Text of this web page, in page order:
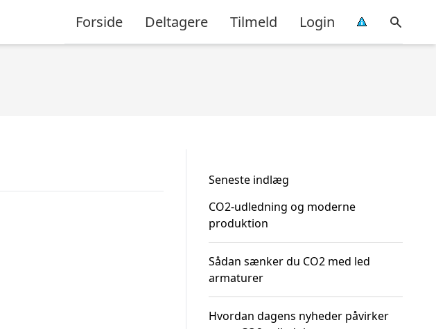
Forside Deltagere Tilmeld Login
Seneste indlæg
CO2-udledning og moderne
produktion
Sådan sænker du CO2 med led
armaturer
Hvordan dagens nyheder påvirker